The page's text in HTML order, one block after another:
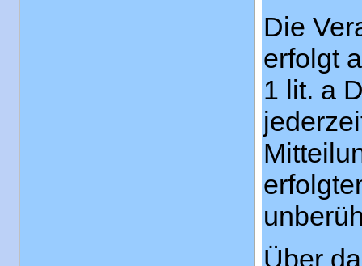
Die
erfolgt
1 lit. a
Über